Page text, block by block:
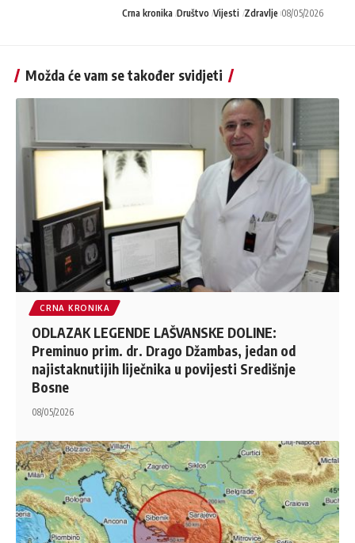
Crna kronika Društvo Vijesti Zdravlje 08/05/2026
Možda će vam se također svidjeti
CRNA KRONIKA
ODLAZAK LEGENDE LAŠVANSKE DOLINE:
Preminuo prim. dr. Drago Džambas, jedan od
najistaknutijih liječnika u povijesti Središnje
Bosne
08/05/2026